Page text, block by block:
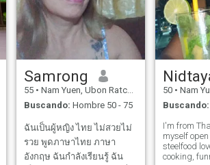
Samrong
55 • Nam Yuen, Ubon Ratchathani, Tailandia
Buscando: Hombre 50 - 75
ฉันเป็นผู้หญิง ไทย ไม่สวยไม่
รวย พูดภาษาไทย ภาษา
อังกฤษ ฉันกำลังเรียนรู้ ฉัน
50 • Nam Yuen,
Buscando:
I'm from
myself
steelfood
cooking,